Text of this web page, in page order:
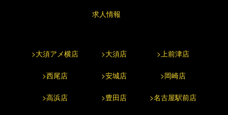
求人情報
>大須アメ横店 >大須店 >上前津店
>西尾店 >安城店 >岡崎店
>高浜店 >豊田店 >名古屋駅前店